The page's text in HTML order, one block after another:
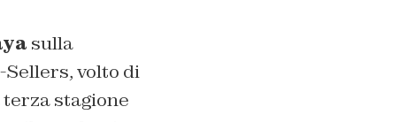
sulla
volto di
stagione